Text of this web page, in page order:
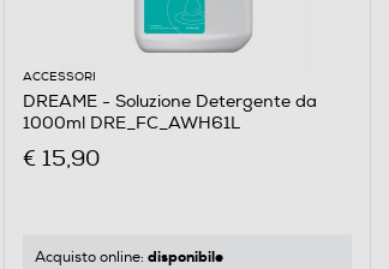
ACCESSORI
DREAME - Soluzione Detergente da
1000ml DRE_FC_AWH61L
€ 15,90
Acquisto online: disponibile